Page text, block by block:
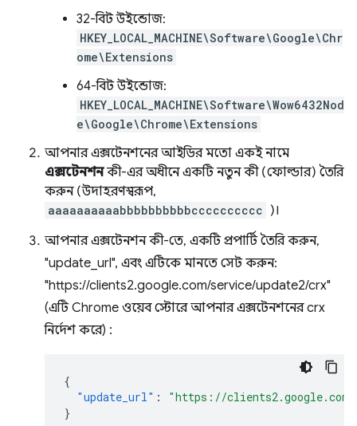
32-বিট উইন্ডোজ:
HKEY_LOCAL_MACHINE\Software\Google\Chr
ome\Extensions
64-বিট উইন্ডোজ:
HKEY_LOCAL_MACHINE\Software\Wow6432Nod
e\Google\Chrome\Extensions
আপনার এক্সটেনশনের আইডির মতো একই নামে
এক্সটেনশনকী-এর অধীনে একটি নতুন কী (ফোল্ডার) তৈরি
করুন (উদাহরণস্বরূপ,
aaaaaaaaaabbbbbbbbbbcccccccccc )।
আপনার এক্সটেনশন কী-তে, একটি প্রপার্টি তৈরি করুন,
"update_url", এবং এটিকে মানতে সেট করুন:
"https://clients2.google.com/service/update2/crx"
(এটি Chrome ওয়েব স্টোরে আপনার এক্সটেনশনের crx
নির্দেশ করে) :
{
"update_url" :
"https://
}